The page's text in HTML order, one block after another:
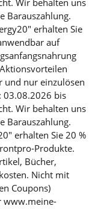
Wir behalten uns
Barauszahlung.
erhalten Sie
auf
und nur einzulösen
03.08.2026 bis
Wir behalten uns
Barauszahlung.
erhalten Sie 20 %
Produkte.
Bücher,
Nicht mit
Coupons)
www.meine-